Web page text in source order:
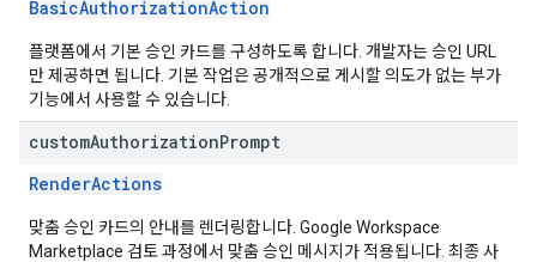
BasicAuthorizationAction
플랫폼에서 기본 승인 카드를 구성하도록 합니다. 개발자는 승인 URL
만 제공하면 됩니다. 기본 작업은 공개적으로 게시할 의도가 없는 부가
기능에서 사용할 수 있습니다.
customAuthorizationPrompt
RenderActions
맞춤 승인 카드의 안내를 렌더링합니다. Google Workspace
Marketplace 검토 과정에서 맞춤 승인 메시지가 적용됩니다. 최종 사